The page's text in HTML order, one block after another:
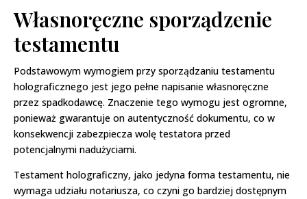
Własnoręczne sporządzenie
testamentu
Podstawowym wymogiem przy sporządzaniu testamentu
holograficznego jest jego pełne napisanie własnoręczne
przez spadkodawcę. Znaczenie tego wymogu jest ogromne,
ponieważ gwarantuje on autentyczność dokumentu, co w
konsekwencji zabezpiecza wolę testatora przed
potencjalnymi nadużyciami.
Testament holograficzny, jako jedyna forma testamentu, nie
wymaga udziału notariusza, co czyni go bardziej dostępnym